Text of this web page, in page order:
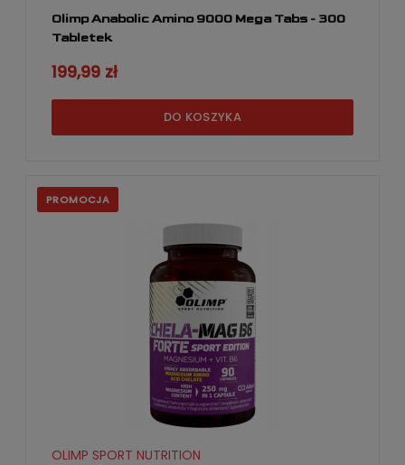
Olimp Anabolic Amino 9000 Mega Tabs - 300
Tabletek
199,99 zł
DO KOSZYKA
OLIMP SPORT NUTRITION
PROMOCJA